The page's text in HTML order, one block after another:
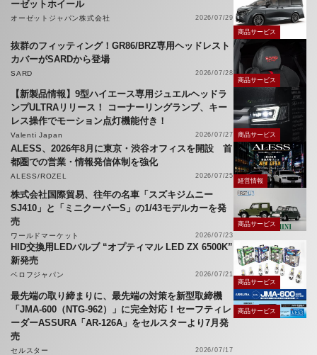
ーゼットホイール
オーゼットジャパン株式会社
2026/07/29
商品サービス
抜群のフィッティング！GR86/BRZ専用ヘッドレスト
カバーがSARDから登場
SARD
2026/07/28
商品サービス
【新製品情報】9型ハイエース専用ジュエルヘッドラ
ンプULTRAリリース！ コーナーリングランプ、キー
レス操作でモーション点灯機能付き！
Valenti Japan 2026/07/27 商品サービス
ALESS、2026年8月に東京・渋谷オフィスを開設 首
都圏での営業・情報発信体制を強化
ALESS/ROZEL 2026/07/25
経営情報
株式会社国際貿易、往年の名車「スズキジムニー
SJ410」と「ミニクーパーS」の1/43モデルカーを発
売
ワールドマーケット 2026/07/23
商品サービス
HID交換用LEDバルブ “オプティマル LED ZX 6500K”
新発売
ベロフジャパン
2026/07/21
商品サービス
最先端の取り締まりに、最先端の対策を新型取締機
「JMA-600（NTG-962）」に完全対応！セーフティレ
ーダーASSURA「AR-126A」をセルスターより7月発
売
セルスター 2026/07/17
商品サービス